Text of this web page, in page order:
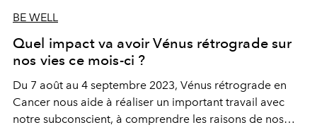
BE WELL
Quel impact va avoir Vénus rétrograde sur
nos vies ce mois-ci ?
Du 7 août au 4 septembre 2023, Vénus rétrograde en
Cancer nous aide à réaliser un important travail avec
notre subconscient, à comprendre les raisons de nos